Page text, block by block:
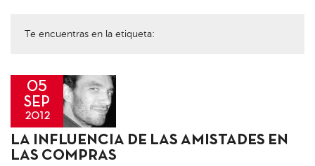
Te encuentras en la etiqueta:
05
SEP
2012
Jorge
González
LA INFLUENCIA DE LAS AMISTADES EN
LAS COMPRAS